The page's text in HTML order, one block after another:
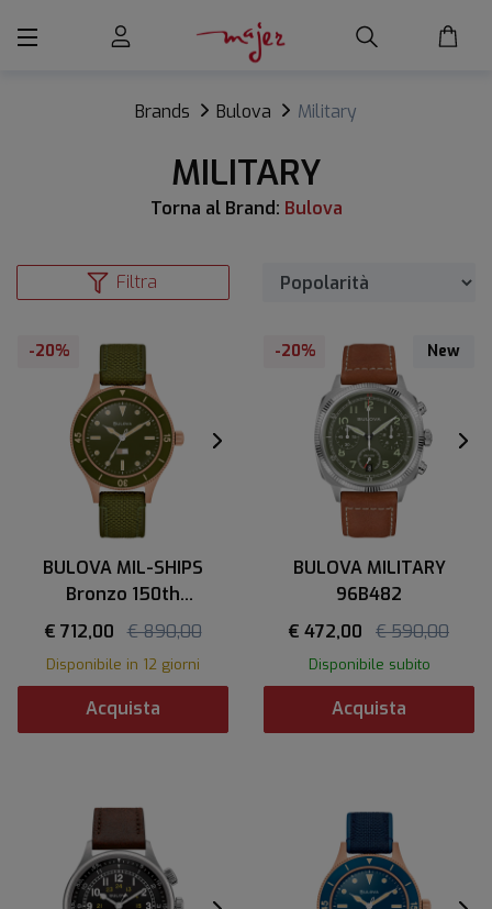
Brands Bulova Military
MILITARY
Torna al Brand: Bulova
Filtra
-20%
BULOVA MIL-SHIPS
Bronzo 150th
Anniversary
€ 712,00 € 890,00
Disponibile in 12 giorni
Acquista
-20% New
BULOVA MILITARY
96B482
€ 472,00
€ 590,00
Disponibile subito
Acquista